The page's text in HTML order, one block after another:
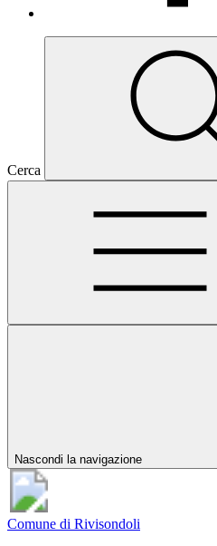
Cerca
Nascondi la navigazione
Comune di Rivisondoli